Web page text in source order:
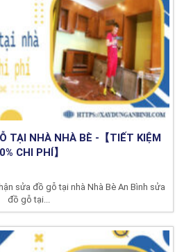
TẠI NHÀ NHÀ BÈ -【TIẾT KIỆM
CHI PHÍ】
sửa đồ gỗ tại nhà Nhà Bè An Bình sửa
đồ gỗ tại...